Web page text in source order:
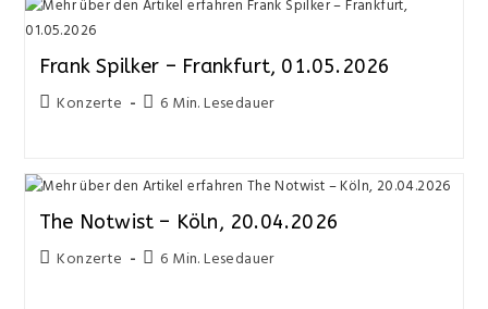
Frank Spilker – Frankfurt, 01.05.2026
Konzerte 6 Min. Lesedauer
The Notwist – Köln, 20.04.2026
Konzerte 6 Min. Lesedauer